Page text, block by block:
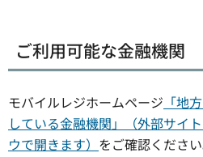
ご利用可能な金融機関
モバイルレジホームページ 「地
している金融機関」（外部サイ
ウで開きます） をご確認ください